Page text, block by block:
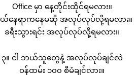
Office မှာ နေ့တိုင်းထိုင်ရမလား။
နေရာကနေမဆို အလုပ်လုပ်လို့ရမလား။
ခရီးသွားရင်း အလုပ်လုပ်လို့ရမလား။
၃။ ငါ ဘယ်သူတွေနဲ့ အလုပ်လုပ်ချင်လဲ
ဝန်ထမ်း ၁၀၀ စီမံချင်လား။